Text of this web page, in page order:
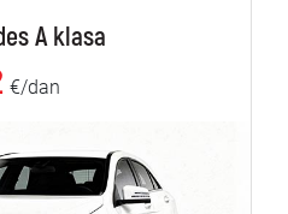
A klasa
€/dan